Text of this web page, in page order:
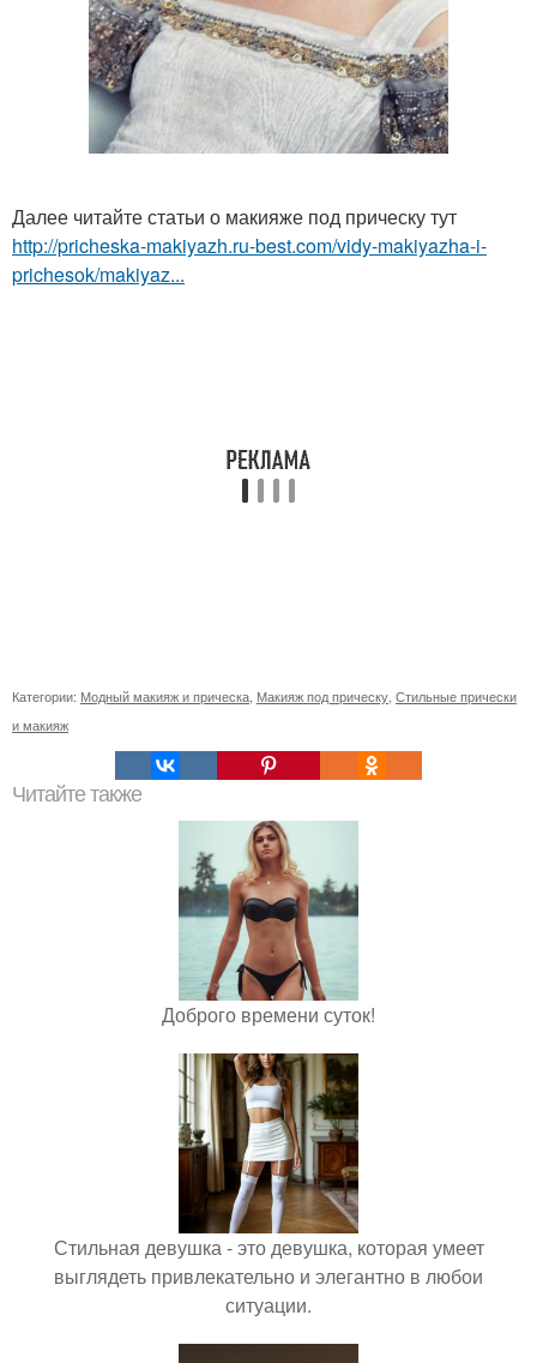
Далее читайте статьи о макияже под прическу тут
http://pricheska-makiyazh.ru-best.com/vidy-makiyazha-i-
prichesok/makiyaz...
Категории: Модный макияж и прическа Макияж под прическу Стильные прически
и макияж
Читайте также
Доброго времени суток!
Стильная девушка - это девушка, которая умеет
выглядеть привлекательно и элегантно в любои
ситуации.